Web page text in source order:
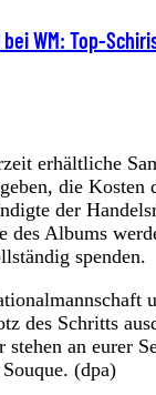
WM: Top-
erhältliche
die Kosten
der
des Albums
spenden.
des Schritts
an eurer
(dpa)